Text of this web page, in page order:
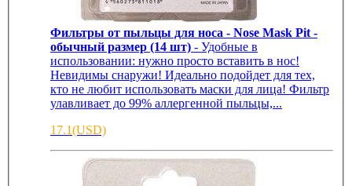
Фильтры от пыльцы для носа - Nose Mask Pit -
обычный размер (14 шт) - Удобные в
использовании: нужно просто вставить в нос!
Невидимы снаружи! Идеально подойдет для тех,
кто не любит использовать маски для лица! Фильтр
улавливает до 99% аллергенной пыльцы,...
17.1(USD)